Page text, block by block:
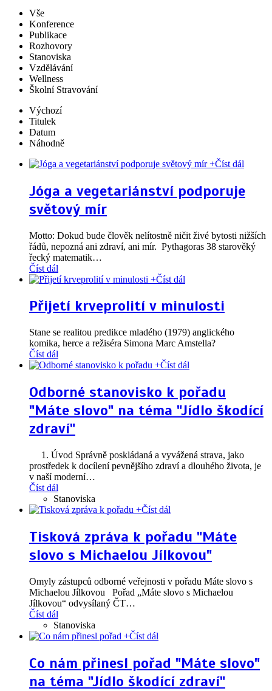
Vše
Konference
Publikace
Rozhovory
Stanoviska
Vzdělávání
Wellness
Školní Stravování
Výchozí
Titulek
Datum
Náhodně
+Číst dál
Jóga a vegetariánství podporuje
světový mír
Motto: Dokud bude člověk nelítostně ničit živé bytosti nižších
řádů, nepozná ani zdraví, ani mír. Pythagoras 38 starověký
řecký matematik…
Číst dál
+Číst dál
Přijetí krveprolití v minulosti
Stane se realitou predikce mladého (1979) anglického
komika, herce a režiséra Simona Marc Amstella?
Číst dál
+Číst dál
Odborné stanovisko k pořadu
"Máte slovo" na téma "Jídlo škodící
zdraví"
1. Úvod Správně poskládaná a vyvážená strava, jako
prostředek k docílení pevnějšího zdraví a dlouhého života, je
v naší moderní…
Číst dál
Stanoviska
+Číst dál
Tisková zpráva k pořadu "Máte
slovo s Michaelou Jílkovou"
Omyly zástupců odborné veřejnosti v pořadu Máte slovo s
Michaelou Jílkovou Pořad „Máte slovo s Michaelou
Jílkovou“ odvysílaný ČT…
Číst dál
Stanoviska
+Číst dál
Co nám přinesl pořad "Máte slovo"
na téma "Jídlo škodící zdraví"